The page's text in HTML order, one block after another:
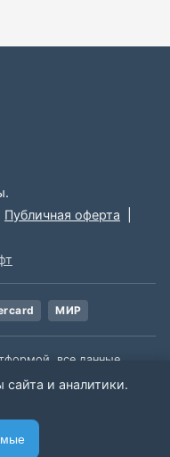
Публичная оферта
МИР
все данные,
источников. Мы не
данной информации.
и аналитики.